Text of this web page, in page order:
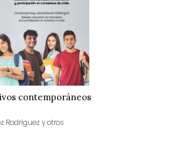
contemporáneos
Rodriguez y otros